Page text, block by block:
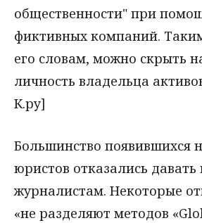
общественности" при
фиктивных компаний.
его словам, можно скрыть
личность владельца
К.ру]
Большинство появившихся
юристов отказались
журналистам. Некоторые
«не разделяют методов